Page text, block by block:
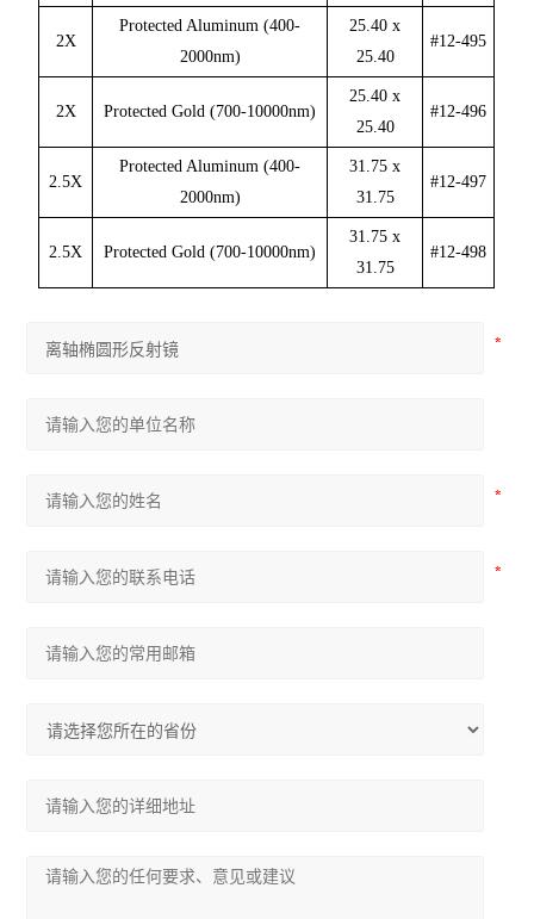
2X
Protected Aluminum (400-
2000nm)
25.40 x
25.40
#12-495
2X Protected Gold (700-10000nm)
25.40 x
25.40
#12-496
2.5X
Protected Aluminum (400-
2000nm)
31.75 x
31.75
#12-497
2.5X Protected Gold (700-10000nm)
31.75 x
31.75
#12-498